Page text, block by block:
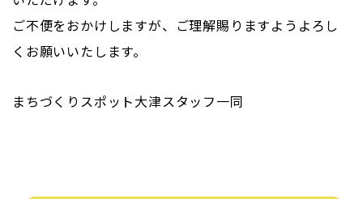
ご不便をおかけしますが、ご理解賜りますようよろし
くお願いいたします。
まちづくりスポット大津スタッフ一同